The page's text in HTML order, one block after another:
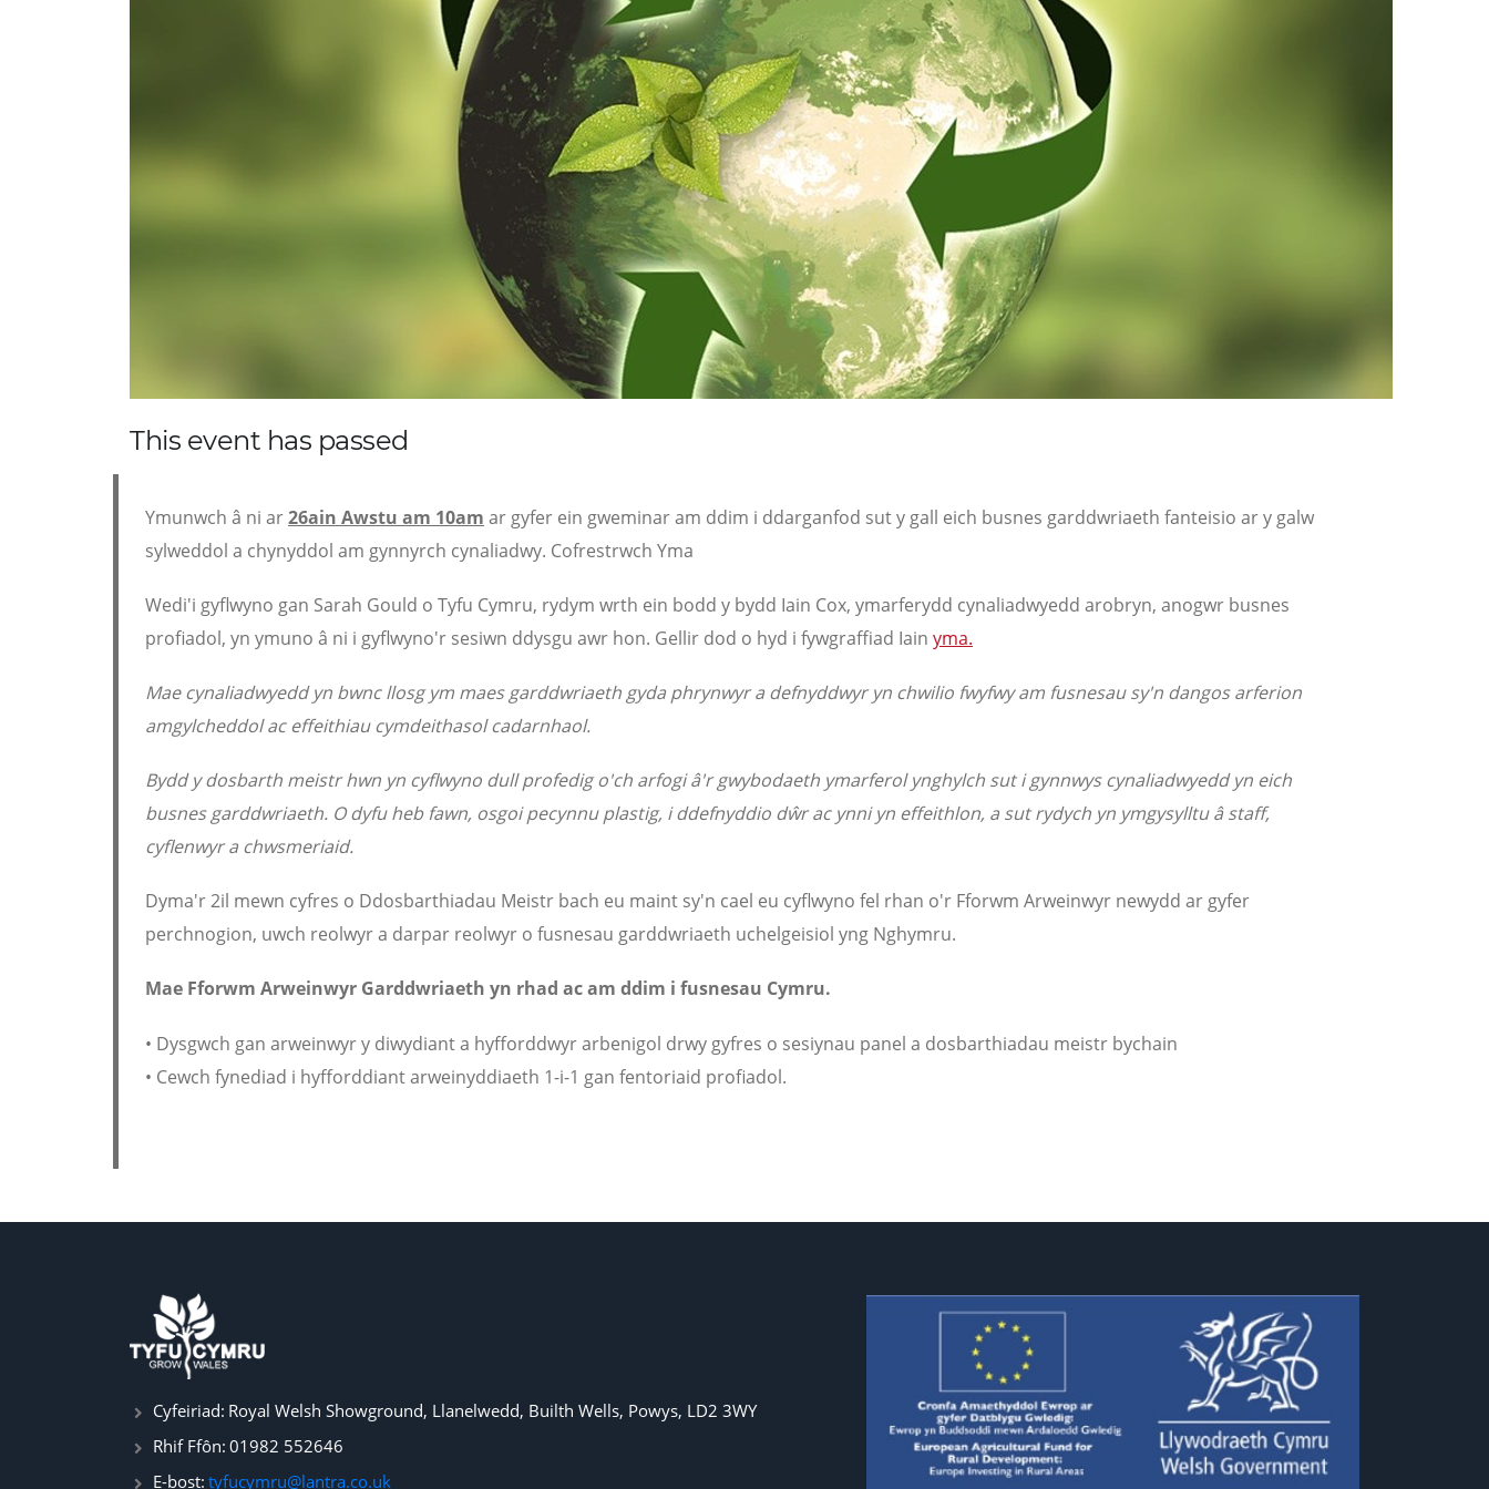
This event has passed
Ymunwch â ni ar26ain Awstu am 10am ar gyfer ein gweminar am ddim i ddarganfod sut y gall eich busnes garddwriaeth fanteisio ar y galw
sylweddol a chynyddol am gynnyrch cynaliadwy. Cofrestrwch Yma
Wedi'i gyflwyno gan Sarah Gould o Tyfu Cymru, rydym wrth ein bodd y bydd Iain Cox, ymarferydd cynaliadwyedd arobryn, anogwr busnes
profiadol, yn ymuno â ni i gyflwyno'r sesiwn ddysgu awr hon. Gellir dod o hyd i fywgraffiad Iain yma.
Mae cynaliadwyedd yn bwnc llosg ym maes garddwriaeth gyda phrynwyr a defnyddwyr yn chwilio fwyfwy am fusnesau sy'n dangos arferion
amgylcheddol ac effeithiau cymdeithasol cadarnhaol.
Bydd y dosbarth meistr hwn yn cyflwyno dull profedig o'ch arfogi â'r gwybodaeth ymarferol ynghylch sut i gynnwys cynaliadwyedd yn eich
busnes garddwriaeth. O dyfu heb fawn, osgoi pecynnu plastig, i ddefnyddio dŵr ac ynni yn effeithlon, a sut rydych yn ymgysylltu â staff,
cyflenwyr a chwsmeriaid.
Dyma'r 2il mewn cyfres o Ddosbarthiadau Meistr bach eu maint sy'n cael eu cyflwyno fel rhan o'r Fforwm Arweinwyr newydd ar gyfer
perchnogion, uwch reolwyr a darpar reolwyr o fusnesau garddwriaeth uchelgeisiol yng Nghymru.
Mae Fforwm Arweinwyr Garddwriaeth yn rhad ac am ddim i fusnesau Cymru.
• Dysgwch gan arweinwyr y diwydiant a hyfforddwyr arbenigol drwy gyfres o sesiynau panel a dosbarthiadau meistr bychain
• Cewch fynediad i hyfforddiant arweinyddiaeth 1-i-1 gan fentoriaid profiadol.
Cyfeiriad: Royal Welsh Showground, Llanelwedd, Builth Wells, Powys, LD2 3WY
Rhif Ffôn: 01982 552646
E-bost: tyfucymru@lantra.co.uk